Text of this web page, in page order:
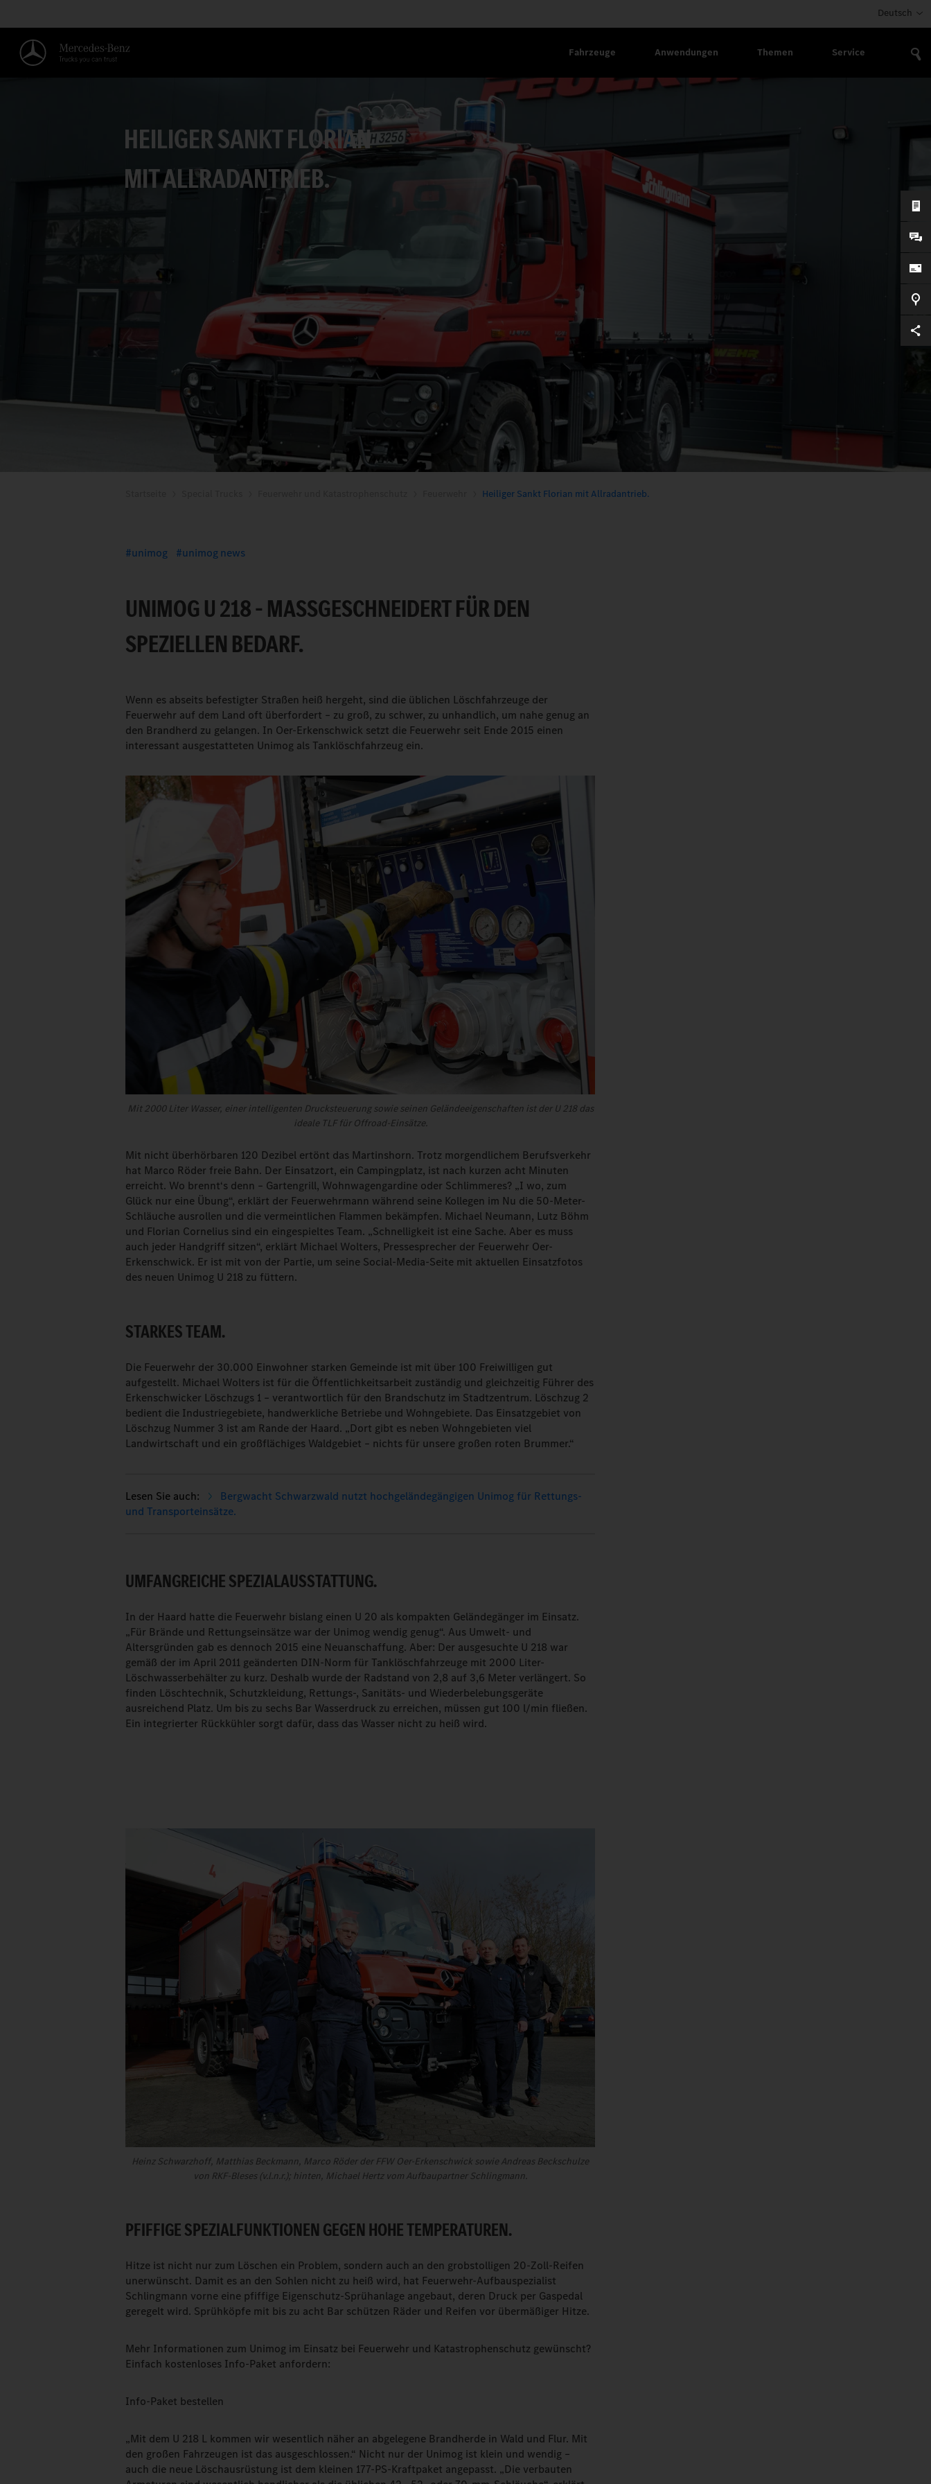
Deutsch
Fahrzeuge Anwendungen Themen Service
HEILIGER SANKT FLORIAN
MIT ALLRADANTRIEB.
Heiliger Sankt Florian mit Allradantrieb.
unimog unimog news
UNIMOG U 218 – MASSGESCHNEIDERT FÜR DEN S
PEZIELLEN BEDARF.
Wenn es abseits befestigter Straßen heiß hergeht, sind die üblichen Löschfahrzeuge der
Feuerwehr auf dem Land oft überfordert – zu groß, zu schwer, zu unhandlich, um nahe genug an
den Brandherd zu gelangen. In Oer-Erkenschwick setzt die Feuerwehr seit Ende 2015 einen
interessant ausgestatteten Unimog als Tanklöschfahrzeug ein.
Mit 2000 Liter Wasser, einer intelligenten Drucksteuerung sowie seinen Geländeeigenschaften ist der U 218 das
ideale TLF für Offroad-Einsätze.
Mit nicht überhörbaren 120 Dezibel ertönt das Martinshorn. Trotz morgendlichem Berufsverkehr
hat Marco Röder freie Bahn. Der Einsatzort, ein Campingplatz, ist nach kurzen acht Minuten
erreicht. Wo brennt‘s denn – Gartengrill, Wohnwagengardine oder Schlimmeres? „I wo, zum
Glück nur eine Übung“, erklärt der Feuerwehrmann während seine Kollegen im Nu die 50-Meter-
Schläuche ausrollen und die vermeintlichen Flammen bekämpfen. Michael Neumann, Lutz Böhm
und Florian Cornelius sind ein eingespieltes Team. „Schnelligkeit ist eine Sache. Aber es muss
auch jeder Handgriff sitzen“, erklärt Michael Wolters, Pressesprecher der Feuerwehr Oer-
Erkenschwick. Er ist mit von der Partie, um seine Social-Media-Seite mit aktuellen Einsatzfotos
des neuen Unimog U 218 zu füttern.
STARKES TEAM.
Die Feuerwehr der 30.000 Einwohner starken Gemeinde ist mit über 100 Freiwilligen gut
aufgestellt. Michael Wolters ist für die Öffentlichkeitsarbeit zuständig und gleichzeitig Führer des
Erkenschwicker Löschzugs 1 – verantwortlich für den Brandschutz im Stadtzentrum. Löschzug 2
bedient die Industriegebiete, handwerkliche Betriebe und Wohngebiete. Das Einsatzgebiet von
Löschzug Nummer 3 ist am Rande der Haard. „Dort gibt es neben Wohngebieten viel
Landwirtschaft und ein großflächiges Waldgebiet – nichts für unsere großen roten Brummer.“
Bergwacht Schwarzwald nutzt hochgeländegängigen Unimog für Rettungs-
und Transporteinsätze.
UMFANGREICHE SPEZIALAUSSTATTUNG.
In der Haard hatte die Feuerwehr bislang einen U 20 als kompakten Geländegänger im Einsatz.
„Für Brände und Rettungseinsätze war der Unimog wendig genug“. Aus Umwelt- und
Altersgründen gab es dennoch 2015 eine Neuanschaffung. Aber: Der ausgesuchte U 218 war
gemäß der im April 2011 geänderten DIN-Norm für Tanklöschfahrzeuge mit 2000 Liter-
Löschwasserbehälter zu kurz. Deshalb wurde der Radstand von 2,8 auf 3,6 Meter verlängert. So
finden Löschtechnik, Schutzkleidung, Rettungs-, Sanitäts- und Wiederbelebungsgeräte
ausreichend Platz. Um bis zu sechs Bar Wasserdruck zu erreichen, müssen gut 100 l/min fließen.
Ein integrierter Rückkühler sorgt dafür, dass das Wasser nicht zu heiß wird.
Heinz Schwarzhoff, Matthias Beckmann, Marco Röder der FFW Oer-Erkenschwick sowie Andreas Beckschulze
von RKF-Bleses (v.l.n.r.); hinten, Michael Hertz vom Aufbaupartner Schlingmann.
PFIFFIGE SPEZIALFUNKTIONEN GEGEN HOHE TEMPERATUREN.
Hitze ist nicht nur zum Löschen ein Problem, sondern auch an den grobstolligen 20-Zoll-Reifen
unerwünscht. Damit es an den Sohlen nicht zu heiß wird, hat Feuerwehr-Aufbauspezialist
Schlingmann vorne eine pfiffige Eigenschutz-Sprühanlage angebaut, deren Druck per Gaspedal
geregelt wird. Sprühköpfe mit bis zu acht Bar schützen Räder und Reifen vor übermäßiger Hitze.
Mehr Informationen zum Unimog im Einsatz bei Feuerwehr und Katastrophenschutz gewünscht?
Einfach kostenloses Info-Paket anfordern:
Info-Paket bestellen
„Mit dem U 218 L kommen wir wesentlich näher an abgelegene Brandherde in Wald und Flur. Mit
den großen Fahrzeugen ist das ausgeschlossen.“ Nicht nur der Unimog ist klein und wendig –
auch die neue Löschausrüstung ist dem kleinen 177-PS-Kraftpaket angepasst. „Die verbauten